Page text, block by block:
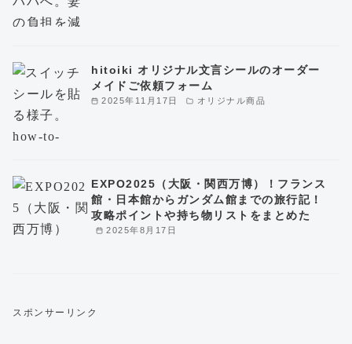
2025年11月17日 オリジナル商品
hitoiki オリジナル文言シールのオーダー
メイドご依頼フォーム
2025年8月17日
EXPO2025（大阪・関西万博）！フランス
館・日本館からガンダム館までの旅行記！
攻略ポイントや持ち物リストをまとめた
スポンサーリンク